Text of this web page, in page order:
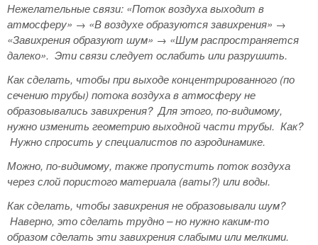
Нежелательные связи: «Поток воздуха выходит в
атмосферу» → «В воздухе образуются завихрения» →
«Завихрения образуют шум» → «Шум распространяется
далеко». Эти связи следует ослабить или разрушить.
Как сделать, чтобы при выходе концентрированного (по
сечению трубы) потока воздуха в атмосферу не
образовывались завихрения? Для этого, по-видимому,
нужно изменить геометрию выходной части трубы. Как?
Нужно спросить у специалистов по аэродинамике.
Можно, по-видимому, также пропустить поток воздуха
через слой пористого материала (ваты?) или воды.
Как сделать, чтобы завихрения не образовывали шум?
Наверно, это сделать трудно – но нужно каким-то
образом сделать эти завихрения слабыми или мелкими.